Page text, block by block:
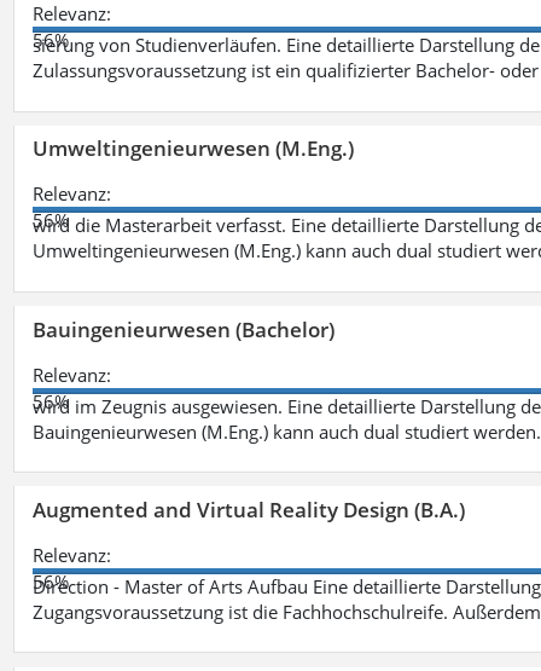
Relevanz:
56%
sierung von Studienverläufen. Eine detaillierte Darstellung
Zulassungsvoraussetzung ist ein qualifizierter Bachelor-
Umweltingenieurwesen (M.Eng.)
Relevanz:
56%
wird die Masterarbeit verfasst. Eine detaillierte Darstellung
Umweltingenieurwesen (M.Eng.) kann auch dual studiert
Bauingenieurwesen (Bachelor)
Relevanz:
56%
wird im Zeugnis ausgewiesen. Eine detaillierte Darstellung
Bauingenieurwesen (M.Eng.) kann auch dual studiert
Augmented and Virtual Reality Design (B.A.)
Relevanz:
56%
Direction - Master of Arts Aufbau Eine detaillierte
Zugangsvoraussetzung ist die Fachhochschulreife.